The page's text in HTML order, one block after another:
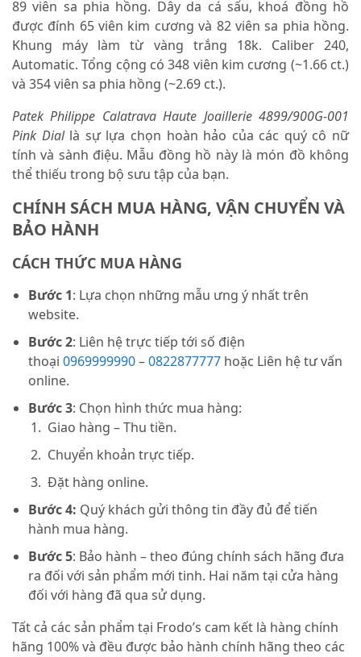
89 viên sa phia hồng. Dây da cá sấu, khoá đồng hồ
được đính 65 viên kim cương và 82 viên sa phia hồng.
Khung máy làm từ vàng trắng 18k. Caliber 240,
Automatic. Tổng cộng có 348 viên kim cương (~1.66 ct.)
và 354 viên sa phia hồng (~2.69 ct.).
Patek Philippe Calatrava Haute Joaillerie 4899/900G-001
Pink Diallà sự lựa chọn hoàn hảo của các quý cô nữ
tính và sành điệu. Mẫu đồng hồ này là món đồ không
thể thiếu trong bộ sưu tập của bạn.
CHÍNH SÁCH MUA HÀNG, VẬN CHUYỂN VÀ
BẢO HÀNH
CÁCH THỨC MUA HÀNG
Bước 1: Lựa chọn những mẫu ưng ý nhất trên
website.
Bước 2: Liên hệ trực tiếp tới số điện
thoại 0969999990–0822877777 hoặc Liên hệ tư vấn
online.
Bước 3: Chọn hình thức mua hàng:
Giao hàng – Thu tiền.
Chuyển khoản trực tiếp.
Đặt hàng online.
Bước 4: Quý khách gửi thông tin đầy đủ để tiến
hành mua hàng.
Bước 5: Bảo hành – theo đúng chính sách hãng đưa
ra đối với sản phẩm mới tinh. Hai năm tại cửa hàng
đối với hàng đã qua sử dụng.
Tất cả các sản phẩm tại Frodo’s cam kết là hàng chính
hãng 100% và đều được bảo hành chính hãng theo các